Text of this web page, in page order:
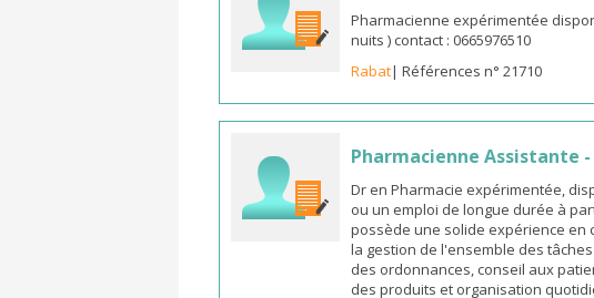
Pharmacienne expérimentée
nuits ) contact : 0665976510
Rabat| Références n° 21710
Pharmacienne Assistante
Dr en Pharmacie expérimentée,
ou un emploi de longue durée à
possède une solide expérience en
la gestion de l'ensemble des
des ordonnances, conseil aux
des produits et organisation